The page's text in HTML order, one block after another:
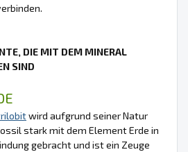
DIE MIT DEM MINERAL
SIND
wird aufgrund seiner Natur
stark mit dem Element Erde in
gebracht und ist ein Zeuge